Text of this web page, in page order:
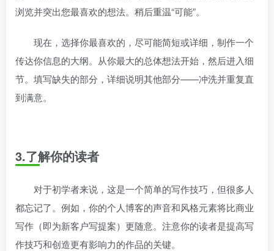
浏览并突出您最喜欢的想法。稍后重温“可能”。
现在，选择你最喜欢的，尽可能简短或详细，制作一个
传达你信息的大纲。从你最大的总体想法开始，然后进入细
节。填写缺失的部分，详细说明其他部分——冲洗并重复直
到满意。
3.了解你的读者
对于初学者来说，这是一个简单的写作技巧，但很多人
都忘记了。例如，你的个人博客的声音和风格元素将比商业
写作（即为新客户写提案）更随意。注意你的读者是提高写
作技巧和创造更有影响力的作品的关键。